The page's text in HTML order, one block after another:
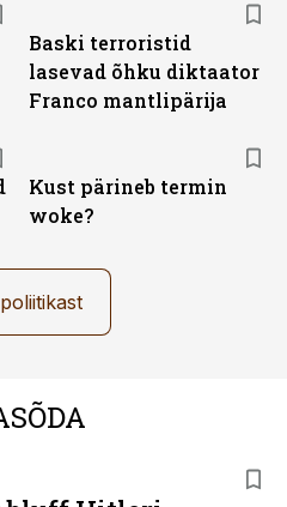
Baski terroristid
lasevad õhku diktaator
Franco mantlipärija
Kust pärineb termin
woke?